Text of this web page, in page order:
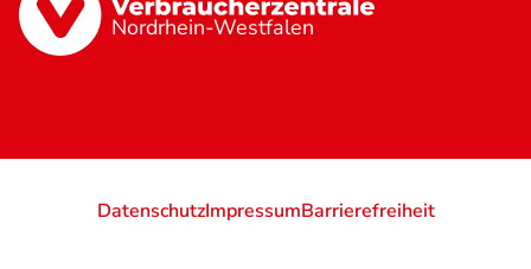
Nordrhein-Westfalen
DatenschutzImpressumBarrierefreiheit